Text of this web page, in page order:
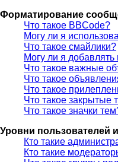
Форматирование
Что такое BBCode?
Могу ли я
Что такое смайлики?
Могу ли я
Что такое важные
Что такое
Что такое
Что такое закрытые
Что такое значки
Уровни пользователей
Кто такие
Кто такие